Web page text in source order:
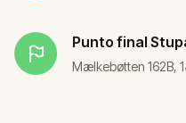
Punto final
Mælkebøtten 162B,